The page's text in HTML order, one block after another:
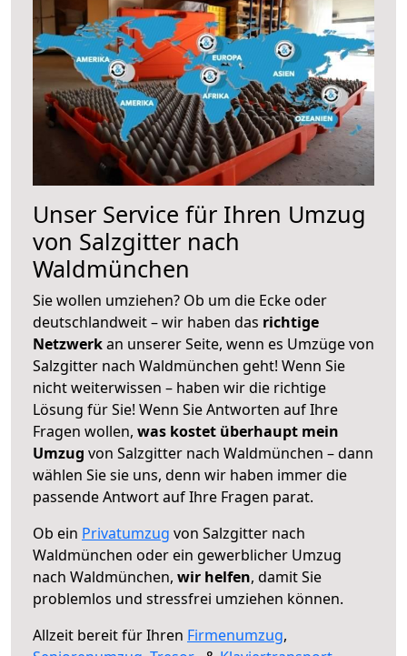
Unser Service für Ihren Umzug
von Salzgitter nach
Waldmünchen
Sie wollen umziehen? Ob um die Ecke oder
deutschlandweit – wir haben das richtige
Netzwerkan unserer Seite, wenn es Umzüge von
Salzgitter nach Waldmünchen geht! Wenn Sie
nicht weiterwissen – haben wir die richtige
Lösung für Sie! Wenn Sie Antworten auf Ihre
Fragen wollen, was kostet überhaupt mein
Umzug von Salzgitter nach Waldmünchen – dann
wählen Sie sie uns, denn wir haben immer die
passende Antwort auf Ihre Fragen parat.
Ob ein Privatumzug von Salzgitter nach
Waldmünchen oder ein gewerblicher Umzug
nach Waldmünchen, wir helfen, damit Sie
problemlos und stressfrei umziehen können.
Allzeit bereit für Ihren Firmenumzug,